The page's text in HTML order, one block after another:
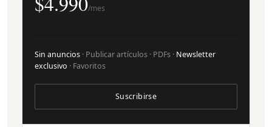
/mes
Sin anuncios · Publicar artículos · PDFs · Newsletter
exclusivo · Favoritos
Suscribirse